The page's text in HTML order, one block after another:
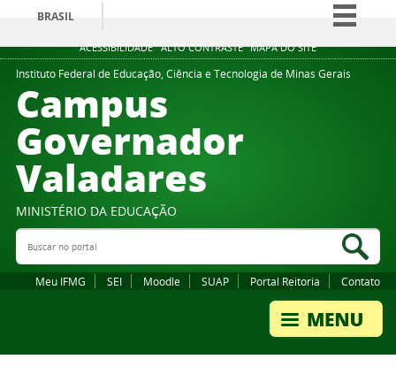
ACESSIBILIDADE ALTO CONTRASTE MAPA DO SITE
BRASIL
Simplifique!
Comunica BR
Instituto Federal de Educação, Ciência e Tecnologia de Minas Gerais
Campus
Governador
Valadares
MINISTÉRIO DA EDUCAÇÃO
Buscar no portal
Meu IFMG SEI Moodle SUAP Portal Reitoria Contato